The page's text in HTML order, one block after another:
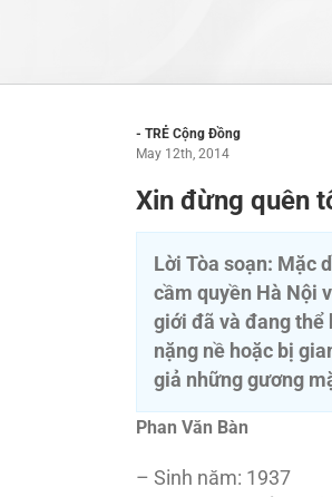
- TRẺ Cộng Đồng
May 12th, 2014
Xin đừng quên
Lời Tòa soạn: Mặc
cầm quyền Hà Nội
giới đã và đang thể
nặng nề hoặc bị
giả những gương
Phan Văn Bàn
– Sinh năm: 1937